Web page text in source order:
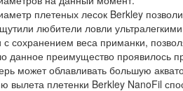
плетеных лесок Berkley
любители ловли
с сохранением веса приманки,
данное преимущество проявилось
может облавливать большую
вылета плетенки Berkley NanoFil